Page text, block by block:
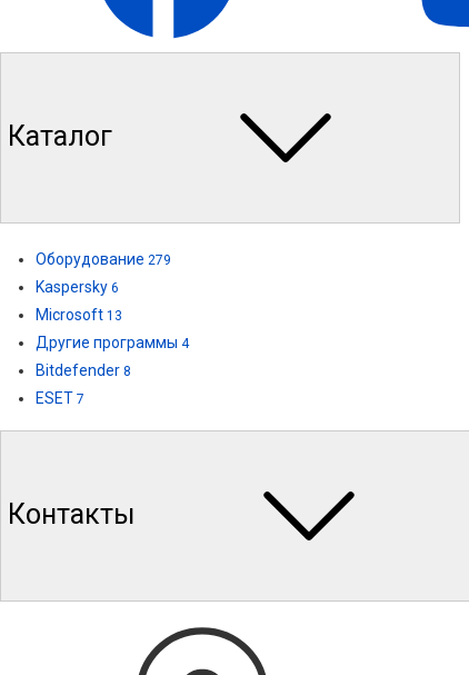
Каталог
Оборудование 279
Kaspersky 6
Microsoft 13
Другие программы 4
Bitdefender 8
ESET 7
Контакты